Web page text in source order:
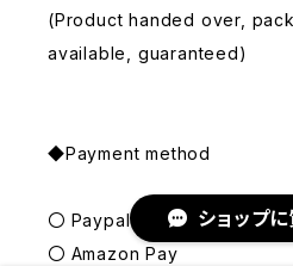
ショップ
(Product handed over,
available, guaranteed)
◆Payment method
〇 Paypal
〇 Amazon Pay